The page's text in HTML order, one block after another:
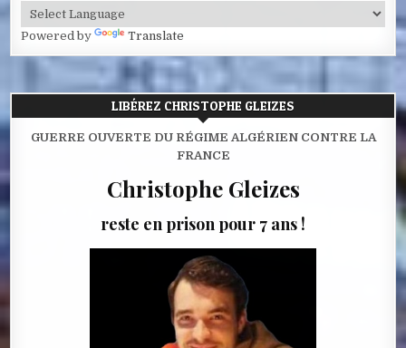
Powered by Translate
LIBÉREZ CHRISTOPHE GLEIZES
GUERRE OUVERTE DU RÉGIME ALGÉRIEN CONTRE LA
FRANCE
Christophe Gleizes
reste en prison pour 7 ans !